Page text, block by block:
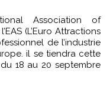
(L’Euro Attractions
de l’industrie
il se tiendra cette
18 au 20 septembre